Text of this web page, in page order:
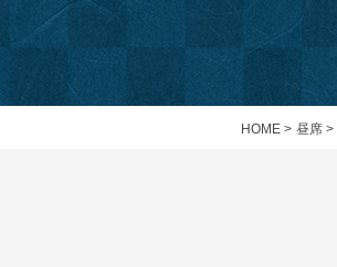
HOME > 昼席 >